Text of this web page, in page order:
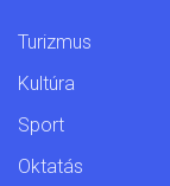
Turizmus
Kultúra
Sport
Oktatás